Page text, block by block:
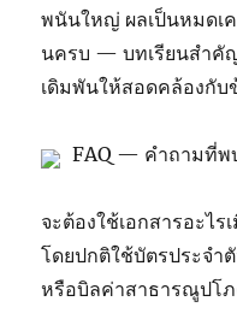
พนันใหญ่ ผลเป็นหมดเ
นครบ — บทเรียนสำคั
เดิมพันให้สอดคล้องกั
FAQ — คำถามที่พ
จะต้องใช้เอกสารอะไ
โดยปกติใช้บัตรประจำ
หรือบิลค่าสาธารณูปโ